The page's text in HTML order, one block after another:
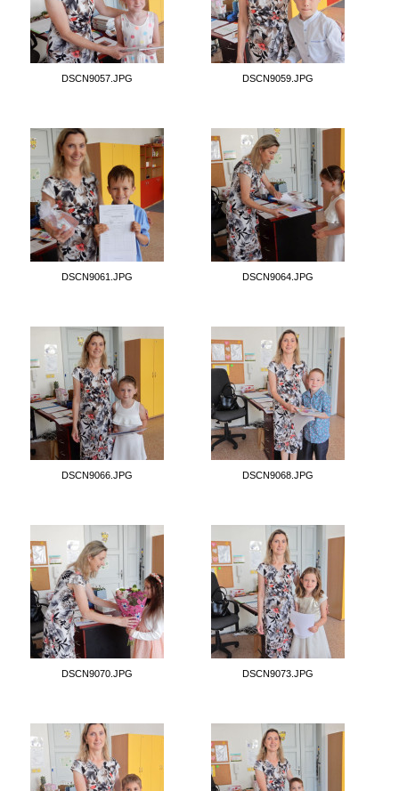
DSCN9057.JPG DSCN9059.JPG
DSCN9061.JPG DSCN9064.JPG
DSCN9066.JPG DSCN9068.JPG
DSCN9070.JPG DSCN9073.JPG